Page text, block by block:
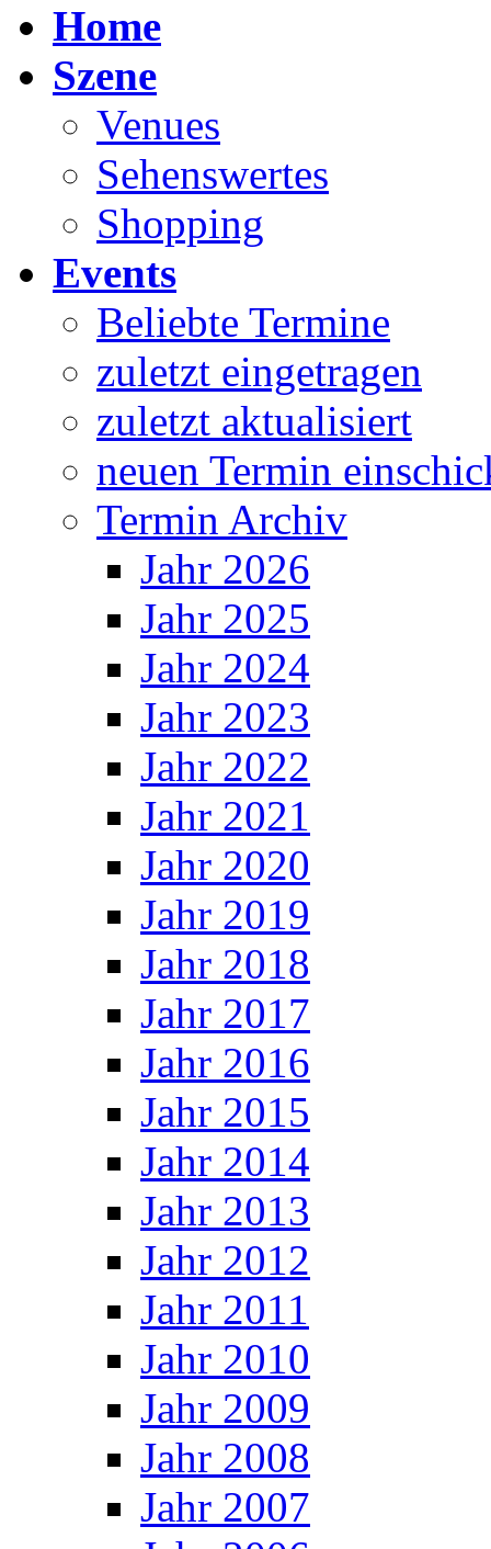
Home
Szene
Venues
Sehenswertes
Shopping
Events
Beliebte Termine
zuletzt eingetragen
zuletzt aktualisiert
neuen Termin
Termin Archiv
Jahr 2026
Jahr 2025
Jahr 2024
Jahr 2023
Jahr 2022
Jahr 2021
Jahr 2020
Jahr 2019
Jahr 2018
Jahr 2017
Jahr 2016
Jahr 2015
Jahr 2014
Jahr 2013
Jahr 2012
Jahr 2011
Jahr 2010
Jahr 2009
Jahr 2008
Jahr 2007